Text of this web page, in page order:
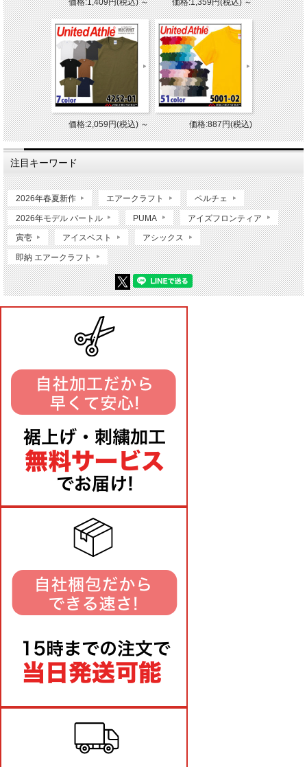
価格:1,409円(税込)～ 価格:1,359円(税込)～
価格:2,059円(税込)～ 価格:887円(税込)
注目キーワード
2026年春夏新作 エアークラフト ペルチェ
2026年モデル バートル PUMA アイズフロンティア
寅壱 アイスベスト アシックス
即納 エアークラフト